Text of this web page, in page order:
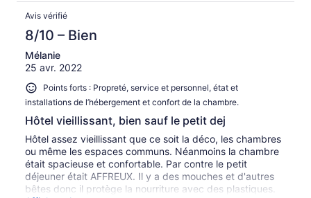
Avis vérifié
8/10 – Bien
Mélanie
25 avr. 2022
Points forts : Propreté, service et personnel, état et
installations de l’hébergement et confort de la chambre.
Hôtel vieillissant, bien sauf le petit dej
Hôtel assez vieillissant que ce soit la déco, les chambres
ou même les espaces communs. Néanmoins la chambre
était spacieuse et confortable. Par contre le petit
déjeuner était AFFREUX. Il y a des mouches et d'autres
bêtes donc il protège la nourriture avec des plastiques.